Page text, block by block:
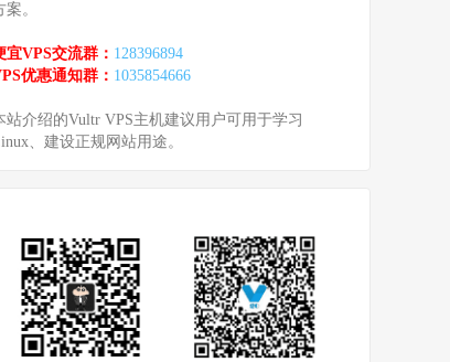
案。
宜VPS交流群： 128396894
优惠通知群： 1035854666
站介绍的Vultr VPS主机建议用户可用于学习
、建设正规网站用途。